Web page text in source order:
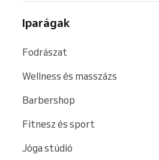
Iparágak
Fodrászat
Wellness és masszázs
Barbershop
Fitnesz és sport
Jóga stúdió